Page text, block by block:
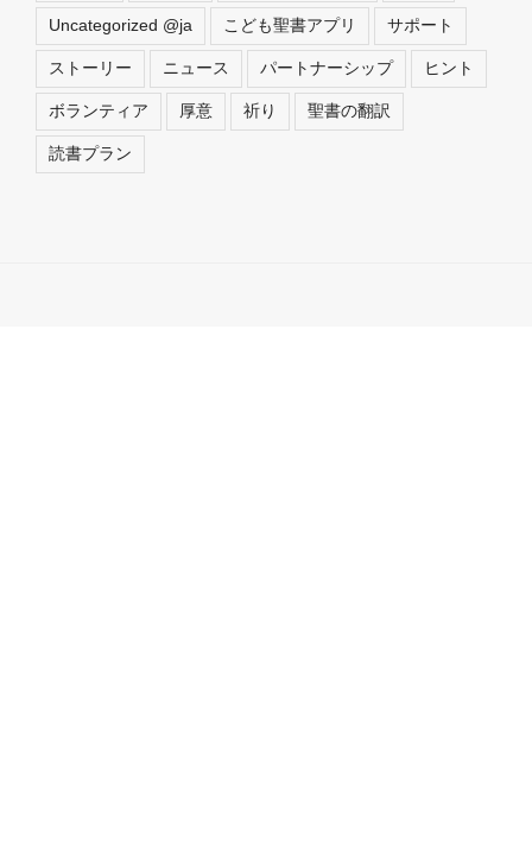
Uncategorized @ja こども聖書アプリ サポート
ストーリー ニュース パートナーシップ ヒント
ボランティア 厚意 祈り 聖書の翻訳
読書プラン